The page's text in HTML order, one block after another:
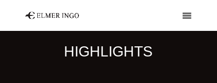
HIGHLIGHTS